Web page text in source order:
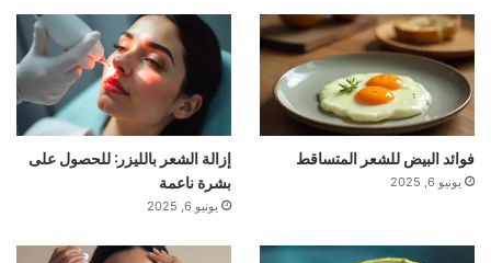
فوائد البيض للشعر المتساقط
يونيو 6, 2025
إزالة الشعر بالليزر: للحصول على
بشرة ناعمة
يونيو 6, 2025